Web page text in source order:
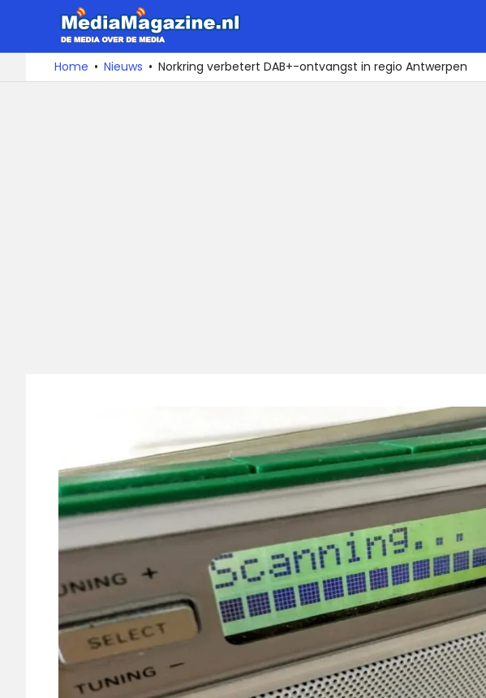
naar
De
media
over
Home Nieuws Norkring verbetert DAB+-ontvangst in regio Antwerpen